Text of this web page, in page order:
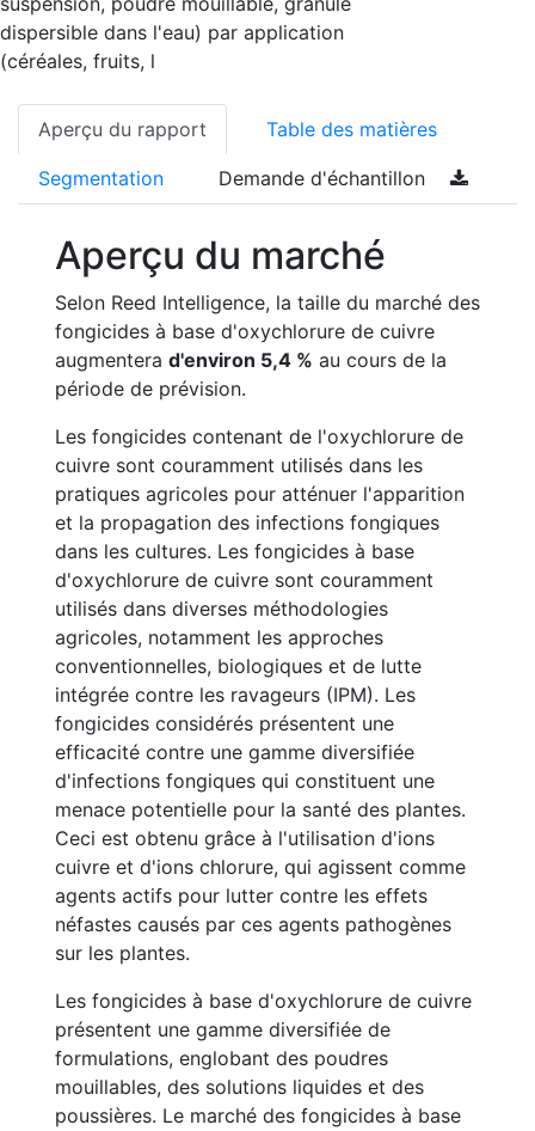
dispersible dans l'eau) par application
(céréales, fruits, l
Aperçu du rapport Table des matières
Segmentation Demande d'échantillon
Aperçu du marché
Selon Reed Intelligence, la taille du marché des
fongicides à base d'oxychlorure de cuivre
augmentera d'environ 5,4 % au cours de la
période de prévision.
Les fongicides contenant de l'oxychlorure de
cuivre sont couramment utilisés dans les
pratiques agricoles pour atténuer l'apparition
et la propagation des infections fongiques
dans les cultures. Les fongicides à base
d'oxychlorure de cuivre sont couramment
utilisés dans diverses méthodologies
agricoles, notamment les approches
conventionnelles, biologiques et de lutte
intégrée contre les ravageurs (IPM). Les
fongicides considérés présentent une
efficacité contre une gamme diversifiée
d'infections fongiques qui constituent une
menace potentielle pour la santé des plantes.
Ceci est obtenu grâce à l'utilisation d'ions
cuivre et d'ions chlorure, qui agissent comme
agents actifs pour lutter contre les effets
néfastes causés par ces agents pathogènes
sur les plantes.
Les fongicides à base d'oxychlorure de cuivre
présentent une gamme diversifiée de
formulations, englobant des poudres
mouillables, des solutions liquides et des
poussières. Le marché des fongicides à base